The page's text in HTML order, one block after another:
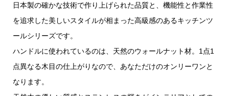
日本製の確かな技術で作り上げられた品質と、機能性と作業性
を追求した美しいスタイルが相まった高級感のあるキッチンツ
ールシリーズです。
ハンドルに使われているのは、天然のウォールナット材。1点1
点異なる木目の仕上がりなので、あなただけのオンリーワンと
なります。